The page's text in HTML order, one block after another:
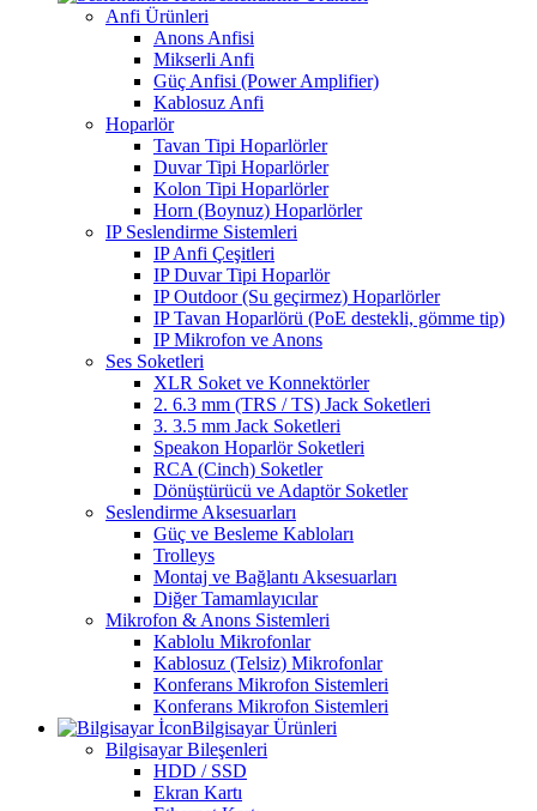
Anfi Ürünleri
Anons Anfisi
Mikserli Anfi
Güç Anfisi (Power Amplifier)
Kablosuz Anfi
Hoparlör
Tavan Tipi Hoparlörler
Duvar Tipi Hoparlörler
Kolon Tipi Hoparlörler
Horn (Boynuz) Hoparlörler
IP Seslendirme Sistemleri
IP Anfi Çeşitleri
IP Duvar Tipi Hoparlör
IP Outdoor (Su geçirmez) Hoparlörler
IP Tavan Hoparlörü (PoE destekli, gömme tip)
IP Mikrofon ve Anons
Ses Soketleri
XLR Soket ve Konnektörler
2. 6.3 mm (TRS / TS) Jack Soketleri
3. 3.5 mm Jack Soketleri
Speakon Hoparlör Soketleri
RCA (Cinch) Soketler
Dönüştürücü ve Adaptör Soketler
Seslendirme Aksesuarları
Güç ve Besleme Kabloları
Trolleys
Montaj ve Bağlantı Aksesuarları
Diğer Tamamlayıcılar
Mikrofon & Anons Sistemleri
Kablolu Mikrofonlar
Kablosuz (Telsiz) Mikrofonlar
Konferans Mikrofon Sistemleri
Konferans Mikrofon Sistemleri
Bilgisayar Ürünleri
Bilgisayar Bileşenleri
HDD / SSD
Ekran Kartı